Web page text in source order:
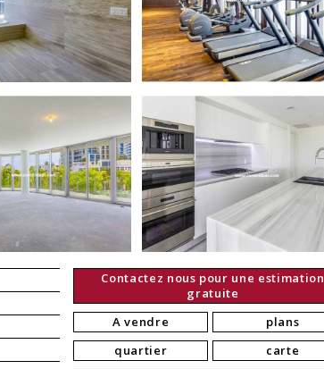
Contactez nous pour une estimation
gratuite
A vendre
quartier
plans
carte